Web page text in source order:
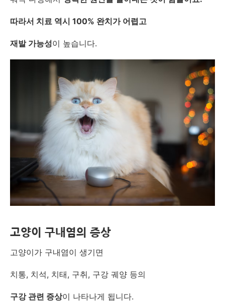
따라서 치료 역시 100% 완치가 어렵고
재발 가능성이 높습니다.
고양이 구내염의 증상
고양이가 구내염이 생기면
치통, 치석, 치태, 구취, 구강 궤양 등의
구강 관련 증상이 나타나게 됩니다.